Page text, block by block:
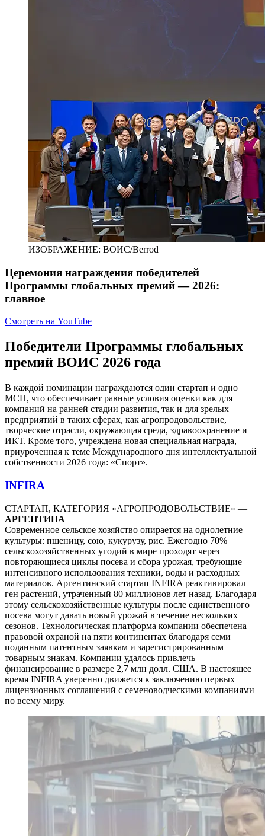
ИЗОБРАЖЕНИЕ: ВОИС/Berrod
Церемония награждения победителей
Программы глобальных премий — 2026:
главное
Смотреть на YouTube
Победители Программы глобальных
премий ВОИС 2026 года
В каждой номинации награждаются один стартап и одно
МСП, что обеспечивает равные условия оценки как для
компаний на ранней стадии развития, так и для зрелых
предприятий в таких сферах, как агропродовольствие,
творческие отрасли, окружающая среда, здравоохранение и
ИКТ. Кроме того, учреждена новая специальная награда,
приуроченная к теме Международного дня интеллектуальной
собственности 2026 года: «Спорт».
INFIRA
СТАРТАП, КАТЕГОРИЯ «АГРОПРОДОВОЛЬСТВИЕ» —
АРГЕНТИНА
Современное сельское хозяйство опирается на однолетние
культуры: пшеницу, сою, кукурузу, рис. Ежегодно 70%
сельскохозяйственных угодий в мире проходят через
повторяющиеся циклы посева и сбора урожая, требующие
интенсивного использования техники, воды и расходных
материалов. Аргентинский стартап INFIRA реактивировал
ген растений, утраченный 80 миллионов лет назад. Благодаря
этому сельскохозяйственные культуры после единственного
посева могут давать новый урожай в течение нескольких
сезонов. Технологическая платформа компании обеспечена
правовой охраной на пяти континентах благодаря семи
поданным патентным заявкам и зарегистрированным
товарным знакам. Компании удалось привлечь
финансирование в размере 2,7 млн долл. США. В настоящее
время INFIRA уверенно движется к заключению первых
лицензионных соглашений с семеноводческими компаниями
по всему миру.